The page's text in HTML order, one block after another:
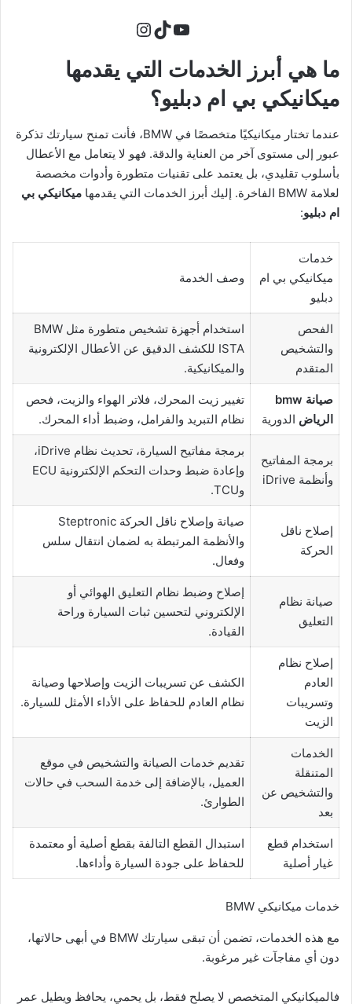
يوتيوب
تيك توكإنستجرام
ما هي أبرز الخدمات التي يقدمها
ميكانيكي بي ام دبليو؟
عندما تختار ميكانيكيًا متخصصًا في BMW، فأنت تمنح سيارتك تذكرة
عبور إلى مستوى آخر من العناية والدقة. فهو لا يتعامل مع الأعطال
بأسلوب تقليدي، بل يعتمد على تقنيات متطورة وأدوات مخصصة
لعلامة BMW الفاخرة. إليك أبرز الخدمات التي يقدمها
ميكانيكي بي
ام دبليو:
خدمات
ميكانيكي بي ام
دبليو
وصف الخدمة
الفحص
والتشخيص
المتقدم
استخدام أجهزة تشخيص متطورة مثل BMW
ISTA للكشف الدقيق عن الأعطال الإلكترونية
والميكانيكية.
صيانة bmw
الرياض الدورية
تغيير زيت المحرك، فلاتر الهواء والزيت، فحص
نظام التبريد والفرامل، وضبط أداء المحرك.
برمجة المفاتيح
وأنظمة iDrive
برمجة مفاتيح السيارة، تحديث نظام iDrive،
وإعادة ضبط وحدات التحكم الإلكترونية ECU
وTCU.
إصلاح ناقل
الحركة
صيانة وإصلاح ناقل الحركة Steptronic
والأنظمة المرتبطة به لضمان انتقال سلس
وفعال.
صيانة نظام
التعليق
إصلاح وضبط نظام التعليق الهوائي أو
الإلكتروني لتحسين ثبات السيارة وراحة
القيادة.
إصلاح نظام
العادم
وتسريبات
الزيت
الكشف عن تسريبات الزيت وإصلاحها وصيانة
نظام العادم للحفاظ على الأداء الأمثل للسيارة.
الخدمات
المتنقلة
والتشخيص عن
بعد
تقديم خدمات الصيانة والتشخيص في موقع
العميل، بالإضافة إلى خدمة السحب في حالات
الطوارئ.
استخدام قطع
غيار أصلية
استبدال القطع التالفة بقطع أصلية أو معتمدة
للحفاظ على جودة السيارة وأداءها.
خدمات ميكانيكي BMW
مع هذه الخدمات، تضمن أن تبقى سيارتك BMW في أبهى حالاتها،
دون أي مفاجآت غير مرغوبة.
فالميكانيكي المتخصص لا يصلح فقط، بل يحمي، يحافظ ويطيل عمر